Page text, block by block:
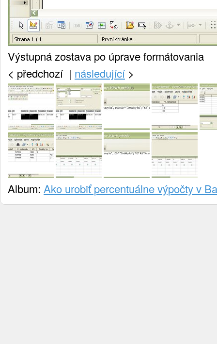
Výstupná zostava po úprave formátovania
< předchozí | následující>
Album: Ako urobiť percentuálne výpočty v